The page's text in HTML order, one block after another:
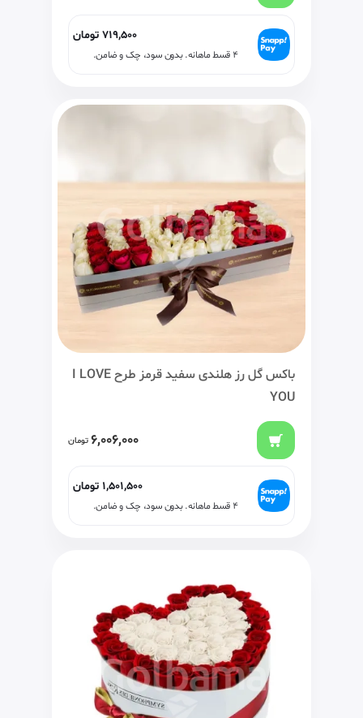
719,500 تومان
۴ قسط ماهانه. بدون سود، چک و ضامن.
باکس گل رز هلندی سفید قرمز طرح I LOVE
YOU
6,006,000 تومان
1,501,500 تومان
۴ قسط ماهانه. بدون سود، چک و ضامن.